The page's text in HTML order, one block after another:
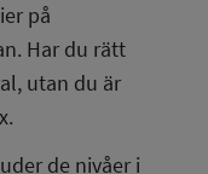
på
Har du rätt
utan du är
de nivåer i